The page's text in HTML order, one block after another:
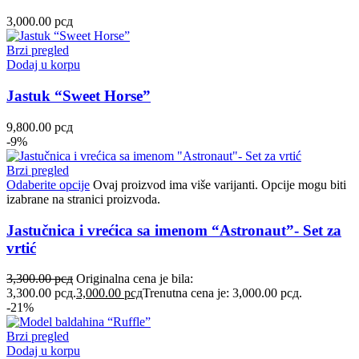
3,000.00 рсд
Brzi pregled
Dodaj u korpu
Jastuk “Sweet Horse”
9,800.00 рсд
-9%
Brzi pregled
Odaberite opcije Ovaj proizvod ima više varijanti. Opcije mogu biti
izabrane na stranici proizvoda.
Jastučnica i vrećica sa imenom “Astronaut”- Set za
vrtić
3,300.00рсд Originalna cena je bila:
3,300.00 рсд.3,000.00 рсдTrenutna cena je: 3,000.00 рсд.
-21%
Brzi pregled
Dodaj u korpu